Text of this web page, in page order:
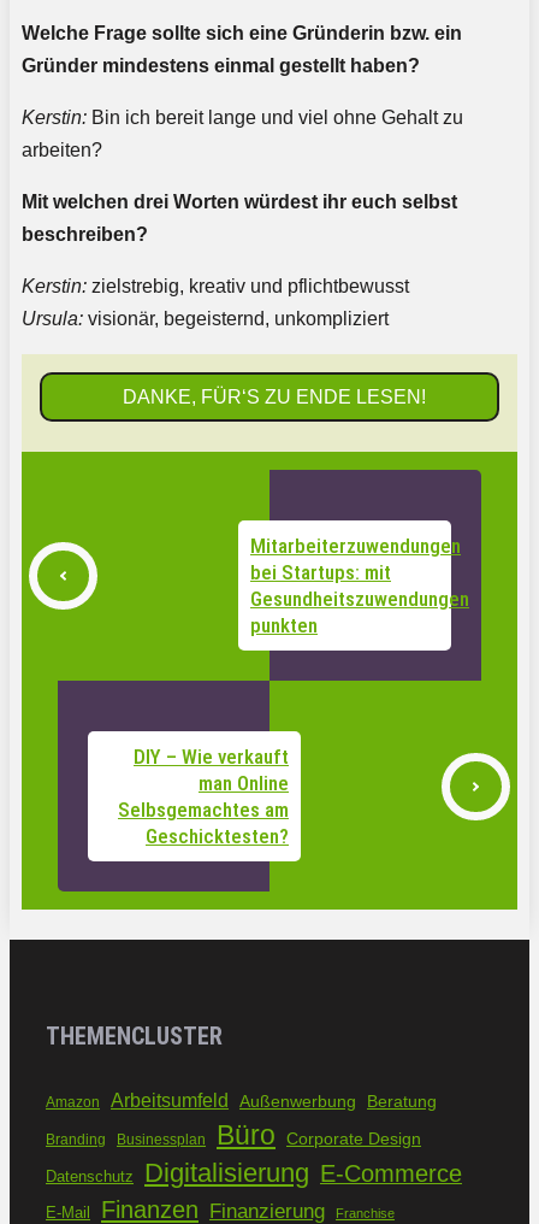
Welche Frage sollte sich eine Gründerin bzw. ein
Gründer mindestens einmal gestellt haben?
Kerstin: Bin ich bereit lange und viel ohne Gehalt zu
arbeiten?
Mit welchen drei Worten würdest ihr euch selbst
beschreiben?
Kerstin: zielstrebig, kreativ und pflichtbewusst
Ursula: visionär, begeisternd, unkompliziert
DANKE, FÜR‘S ZU ENDE LESEN!
Mitarbeiterzuwendungen
bei Startups: mit
Gesundheitszuwendungen
punkten
DIY – Wie verkauft
man Online
Selbsgemachtes am
Geschicktesten?
THEMENCLUSTER
Amazon Arbeitsumfeld Außenwerbung Beratung
Branding Businessplan Büro Corporate Design
Datenschutz Digitalisierung E-Commerce
E-Mail Finanzen Finanzierung Franchise